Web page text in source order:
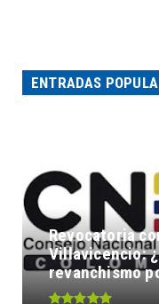
ENTRADAS
Revocatoria
Villavicencio:
revanchismo